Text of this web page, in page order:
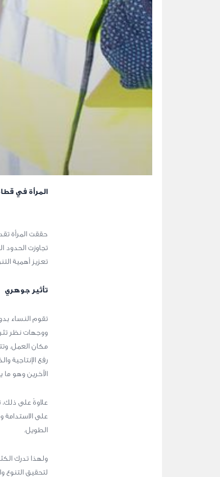
المرأة في
حققت المرأة
تجاوزت الحدود
تعزيز أهمية
تأثير جوهري
تقوم النساء
ووجهات نظر
مكان العمل.
رفع الإنتاجية
الآخرين وهو
علاوةً على ذلك،
على الاستدامة
الطويل.
ولهذا تدرك
لتحقيق